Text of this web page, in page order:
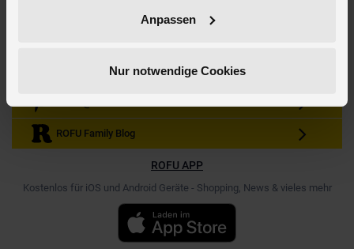
Anpassen
Nur notwendige Cookies
Werde unser Fan auf Facebook
ROFU Family Blog
ROFU APP
Kostenlos für iOS und Android Geräte - Shopping, News & vieles mehr